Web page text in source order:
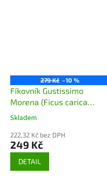
279 Kč –10 %
Fíkovník Gustissimo
Morena (Ficus carica
Gustissimo Morena)
Skladem
222,32 Kč bez DPH
249 Kč
DETAIL